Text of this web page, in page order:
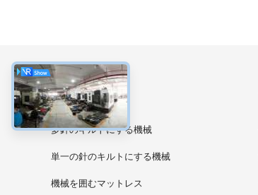
カテゴリー
多針のキルトにする機械
単一の針のキルトにする機械
機械を囲むマットレス